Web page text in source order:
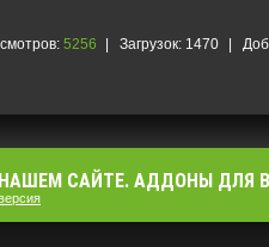
5256 | Загрузок: 1470 |
НАШЕМ САЙТЕ. АДДОНЫ ДЛЯ